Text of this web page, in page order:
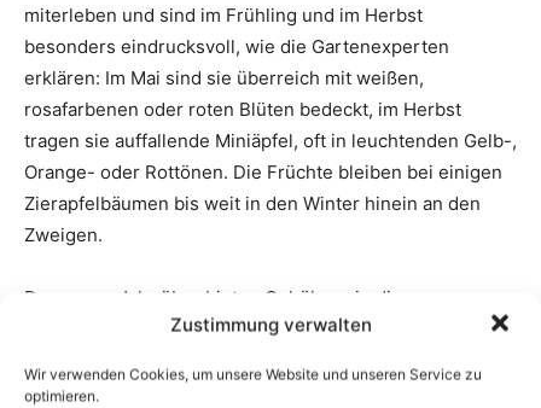
Zustimmung verwalten
Wir verwenden Cookies, um unsere Website und unseren Service zu
optimieren.